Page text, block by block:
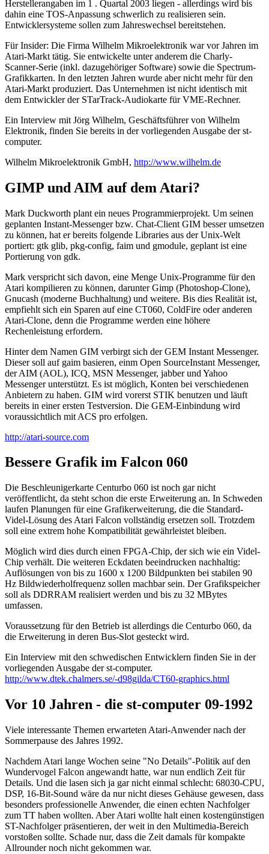
Herstellerangaben im 1 . Quartal 2003 liegen - allerdings wird bis
dahin eine TOS-Anpassung schwerlich zu realisieren sein.
Entwicklersysteme sollen zum Jahreswechsel bereitstehen.
Für Insider: Die Firma Wilhelm Mikroelektronik war vor Jahren im
Atari-Markt tätig. Sie entwickelte unter anderem die Charly-
Scanner-Serie (inkl. dazugehöriger Software) sowie die Spectrum-
Grafikkarten. In den letzten Jahren wurde aber nicht mehr für den
Atari-Markt produziert. Das Unternehmen ist nicht identisch mit
dem Entwickler der STarTrack-Audiokarte für VME-Rechner.
Ein Interview mit Jörg Wilhelm, Geschäftsführer von Wilhelm
Elektronik, finden Sie bereits in der vorliegenden Ausgabe der st-
computer.
Wilhelm Mikroelektronik GmbH, http://www.wilhelm.de
GIMP und AIM auf dem Atari?
Mark Duckworth plant ein neues Programmierprojekt. Um seinen
geplanten Instant-Messenger bzw. Chat-Client GIM besser umsetzen
zu können, hat er bereits folgende Libraries aus der Unix-Welt
portiert: gtk glib, pkg-config, faim und gmodule, geplant ist eine
Portierung von gdk.
Mark verspricht sich davon, eine Menge Unix-Programme für den
Atari kompilieren zu können, darunter Gimp (Photoshop-Clone),
Gnucash (moderne Buchhaltung) und weitere. Bis dies Realität ist,
empfiehlt sich ein Sparen auf eine CT060, ColdFire oder anderen
Atari-Clone, denn die Programme werden eine höhere
Rechenleistung erfordern.
Hinter dem Namen GIM verbirgt sich der GEM Instant Messenger.
Dieser soll auf gaim basieren, einm Open SourceInstant Messenger,
der AIM (AOL), ICQ, MSN Messenger, jabber und Yahoo
Messenger unterstützt. Es ist möglich, Konten bei verschiedenen
Anbietern zu haben. GIM wird vorerst STIK benutzen und läuft
bereits in einer ersten Testversion. Die GEM-Einbindung wird
voraussichtlich mit ACS pro erfolgen.
http://atari-source.com
Bessere Grafik im Falcon 060
Die Beschleunigerkarte Centurbo 060 ist noch gar nicht
veröffentlicht, da steht schon die erste Erweiterung an. In Schweden
laufen Planungen für eine Grafikerweiterung, die die Standard-
Videl-Lösung des Atari Falcon vollständig ersetzen soll. Trotzdem
soll eine extrem hohe Kompatibilität gewährleistet bleiben.
Möglich wird dies durch einen FPGA-Chip, der sich wie ein Videl-
Chip verhält. Die weiteren Eckdaten beeindrucken nachhaltig:
Auflösungen von bis zu 1600 x 1200 Bildpunkten bei stabilen 90
Hz Bildwiederholfrequenz sollen machbar sein. Der Grafikspeicher
soll als DDRRAM realisiert werden und bis zu 32 MBytes
umfassen.
Voraussetzung für den Betrieb ist allerdings die Centurbo 060, da
die Erweiterung in deren Bus-Slot gesteckt wird.
Ein Interview mit den schwedischen Entwicklern finden Sie in der
vorliegenden Ausgabe der st-computer.
http://www.dtek.chalmers.se/-d98gilda/CT60-graphics.html
Vor 10 Jahren - die st-computer 09-1992
Viele interessante Themen erwarteten Atari-Anwender nach der
Sommerpause des Jahres 1992.
Nachdem Atari lange Wochen seine "No Details"-Politik auf den
Wundervogel Falcon angewandt hatte, war nun endlich Zeit für
Details. Und die lasen sich ja gar nicht einmal schlecht: 68030-CPU,
DSP, 16-Bit-Sound wäre da nur nicht dieses Gehäuse gewesen, dass
besonders professionelle Anwender, die einen echten Nachfolger
zum TT haben wollten. Aber Atari wollte halt einen kostengünstigen
ST-Nachfolger präsentieren, der weit in den Multimedia-Bereich
vorstoßen sollte. Schade nur, dass die Zeit damals für kompakte
Allrounder noch nicht gekommen war.